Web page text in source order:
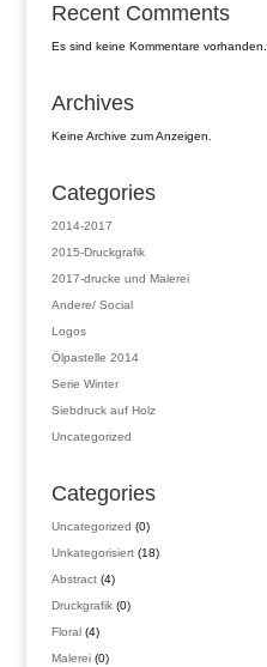
Recent Comments
Es sind keine Kommentare vorhanden.
Archives
Keine Archive zum Anzeigen.
Categories
2014-2017
2015-Druckgrafik
2017-drucke und Malerei
Andere/ Social
Logos
Ölpastelle 2014
Serie Winter
Siebdruck auf Holz
Uncategorized
Categories
Uncategorized 00
Produkte
Unkategorisiert 1818
Abstract 44
Produkte
Druckgrafik 00
Floral 44
Produkte
Malerei 00